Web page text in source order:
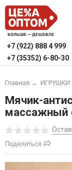
+7 (922) 888 4 999
+7 (35352) 6-80-30
Главная → ИГРУШКИ
Мячик-
массажный
Поделиться